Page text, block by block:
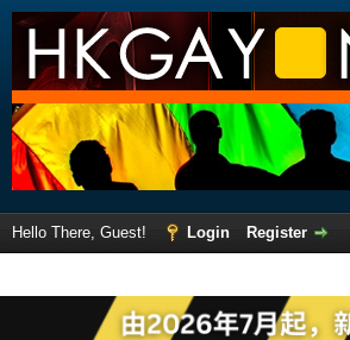
Hello There, Guest! Login
Register